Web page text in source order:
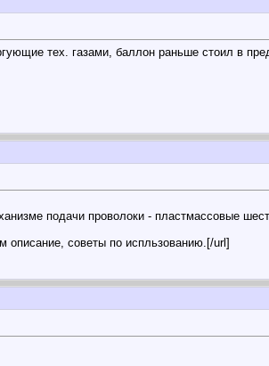
тех. газами, баллон раньше стоил в
подачи проволоки - пластмассовые
описание, советы по испльзованию.[/url]